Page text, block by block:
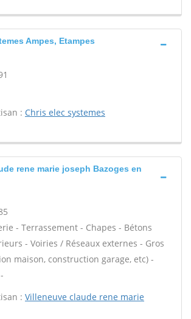
Ampes, Etampes
: Chris elec systemes
rene marie joseph Bazoges en
- Terrassement - Chapes - Bétons
- Voiries / Réseaux externes - Gros
maison, construction garage, etc) -
: Villeneuve claude rene marie